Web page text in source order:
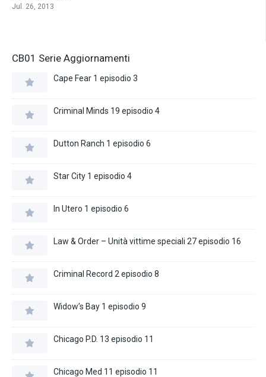
Jul. 26, 2013
CB01 Serie Aggiornamenti
Cape Fear 1 episodio 3
Criminal Minds 19 episodio 4
Dutton Ranch 1 episodio 6
Star City 1 episodio 4
In Utero 1 episodio 6
Law & Order – Unità vittime speciali 27 episodio 16
Criminal Record 2 episodio 8
Widow’s Bay 1 episodio 9
Chicago P.D. 13 episodio 11
Chicago Med 11 episodio 11